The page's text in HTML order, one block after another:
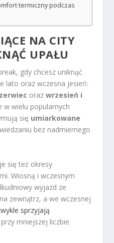
termiczny podczas
NA CITY
UPAŁU
gdy chcesz uniknąć
lato oraz wczesna jesień:
orazwrzesień i
w wielu popularnych
się umiarkowane
bez nadmiernego
się też okresy
Wiosną i wczesnym
wyjazd ze
zewnątrz, a we wczesnej
sprzyjają
mniejszej liczbie